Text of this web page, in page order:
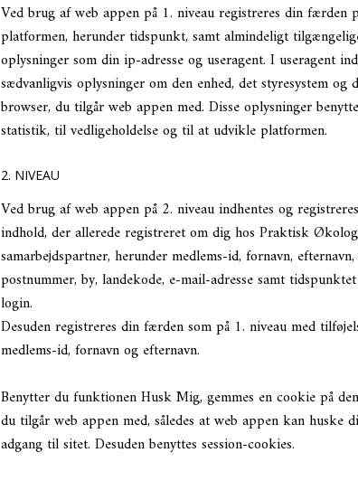
Ved brug af web appen på 1. niveau registreres din færden
platformen, herunder tidspunkt, samt almindeligt
oplysninger som din ip-adresse og useragent. I useragent
sædvanligvis oplysninger om den enhed, det styresystem og
browser, du tilgår web appen med. Disse oplysninger
statistik, til vedligeholdelse og til at udvikle platformen.
2. NIVEAU
Ved brug af web appen på 2. niveau indhentes og registreres
indhold, der allerede registreret om dig hos Praktisk
samarbejdspartner, herunder medlems-id, fornavn, efternavn,
postnummer, by, landekode, e-mail-adresse samt
login.
Desuden registreres din færden som på 1. niveau med
medlems-id, fornavn og efternavn.
Benytter du funktionen Husk Mig, gemmes en cookie på
du tilgår web appen med, således at web appen kan huske
adgang til sitet. Desuden benyttes session-cookies.